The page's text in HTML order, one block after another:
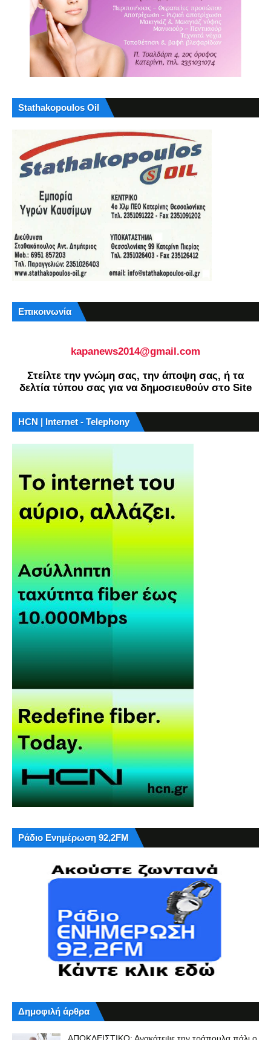
Stathakopoulos Oil
Επικοινωνία
kapanews2014@gmail.com
Στείλτε την γνώμη σας, την άποψη σας, ή τα
δελτία τύπου σας για να δημοσιευθούν στο Site
HCN | Internet - Telephony
Ράδιο Ενημέρωση 92,2FM
Δημοφιλή άρθρα